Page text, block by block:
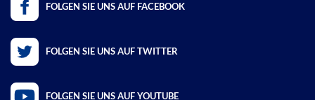
FOLGEN SIE UNS AUF FACEBOOK
FOLGEN SIE UNS AUF TWITTER
FOLGEN SIE UNS AUF YOUTUBE